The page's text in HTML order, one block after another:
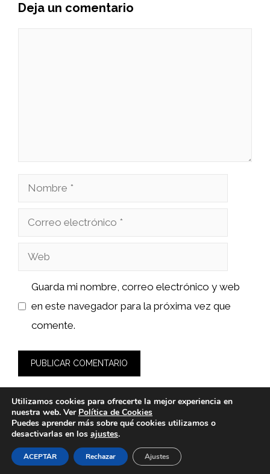
Deja un comentario
Nombre
Correo
Web
Guarda mi nombre, correo electrónico y web
en este navegador para la próxima vez que
comente.
© 2026 calsat-repuestos.es -
Legal-Política de cookies
Utilizamos cookies para ofrecerte la mejor experiencia en
nuestra web. Ver Política de Cookies
Puedes aprender más sobre qué cookies utilizamos o
desactivarlas en los ajustes.
ACEPTAR Rechazar Ajustes